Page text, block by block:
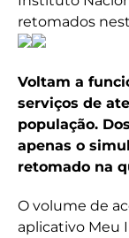
retomados
Voltam a
serviços de
população.
apenas o
retomado na
O volume de
aplicativo Meu